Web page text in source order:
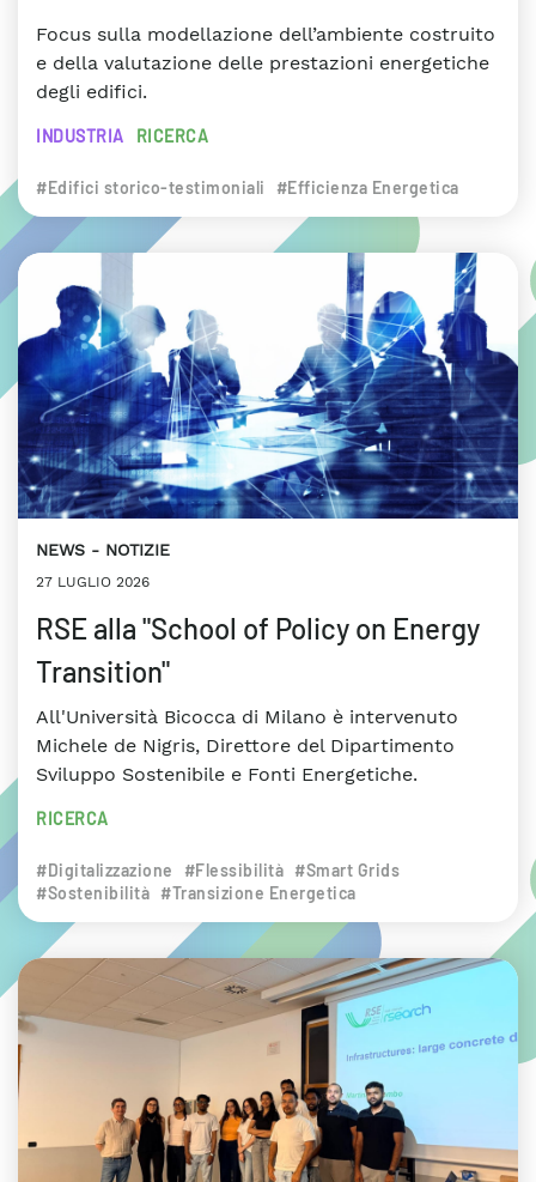
Focus sulla modellazione dell’ambiente costruito
e della valutazione delle prestazioni energetiche
degli edifici.
INDUSTRIA RICERCA
#Edifici storico-testimoniali #Efficienza Energetica
NEWS NOTIZIE
27 LUGLIO 2026
RSE alla "School of Policy on Energy
Transition"
All'Università Bicocca di Milano è intervenuto
Michele de Nigris, Direttore del Dipartimento
Sviluppo Sostenibile e Fonti Energetiche.
RICERCA
#Digitalizzazione #Flessibilità #Smart Grids
#Sostenibilità #Transizione Energetica